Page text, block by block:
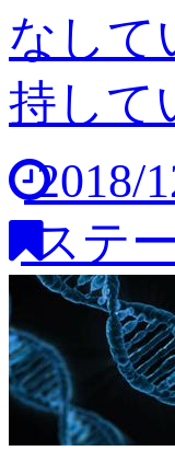
なして
持して
2018/
ステ